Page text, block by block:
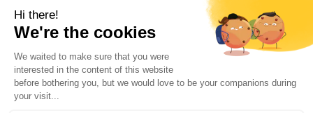
LANGUES
Français
English